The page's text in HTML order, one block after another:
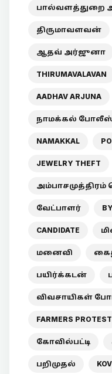
பால்வளத்துறை
திருமாவளவன்
ஆதவ் அர்ஜுனா
THIRUMAVALAVAN
AADHAV ARJUNA
நாமக்கல்
NAMAKKAL
JEWELRY THEFT
அம்பாசமுத்திரம்
வேட்பாளர்
CANDIDATE
மனைவி
பயிர்க்கடன்
விவசாயிகள்
FARMERS PROTEST
கோவில்பட்டி
பறிமுதல்